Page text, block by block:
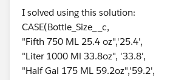
If it helps please mark this as Best
Thank you.
I solved using this solution:
CASE(Bottle_Size__c,
"Fifth 750 ML 25.4 oz",'25.4',
"Liter 1000 Ml 33.8oz", '33.8',
"Half Gal 175 ML 59.2oz",'59.2',